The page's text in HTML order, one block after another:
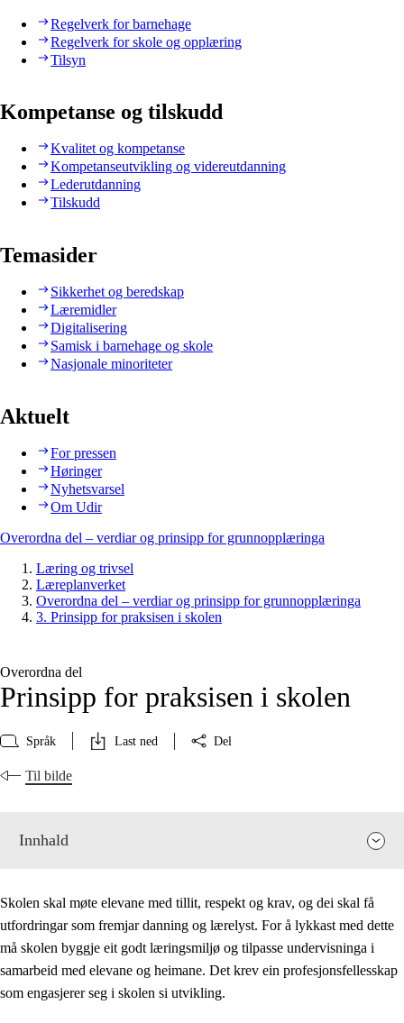
Regelverk for barnehage
Regelverk for skole og opplæring
Tilsyn
Kompetanse og tilskudd
Kvalitet og kompetanse
Kompetanseutvikling og videreutdanning
Lederutdanning
Tilskudd
Temasider
Sikkerhet og beredskap
Læremidler
Digitalisering
Samisk i barnehage og skole
Nasjonale minoriteter
Aktuelt
For pressen
Høringer
Nyhetsvarsel
Om Udir
Overordna del – verdiar og prinsipp for grunnopplæringa
Læring og trivsel
Læreplanverket
Overordna del – verdiar og prinsipp for grunnopplæringa
3. Prinsipp for praksisen i skolen
Overordna del
Prinsipp for praksisen i skolen
Språk Last ned Del
Til bilde
Innhald
Skolen skal møte elevane med tillit, respekt og krav, og dei skal få
utfordringar som fremjar danning og lærelyst. For å lykkast med dette
må skolen byggje eit godt læringsmiljø og tilpasse undervisninga i
samarbeid med elevane og heimane. Det krev ein profesjonsfellesskap
som engasjerer seg i skolen si utvikling.